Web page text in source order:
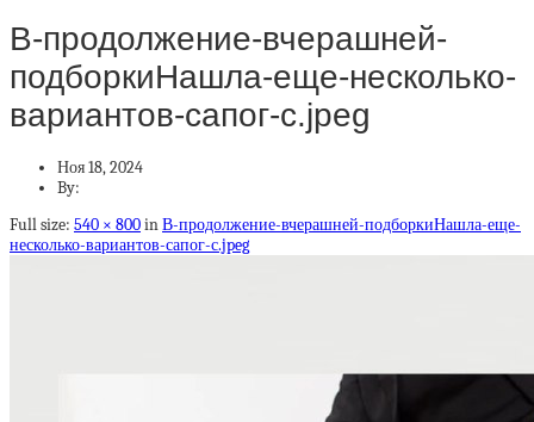
В-продолжение-вчерашней-
подборкиНашла-еще-несколько-
вариантов-сапог-с.jpeg
Ноя 18, 2024
By:
Full size: 540 × 800inВ-продолжение-вчерашней-подборкиНашла-еще-
несколько-вариантов-сапог-с.jpeg